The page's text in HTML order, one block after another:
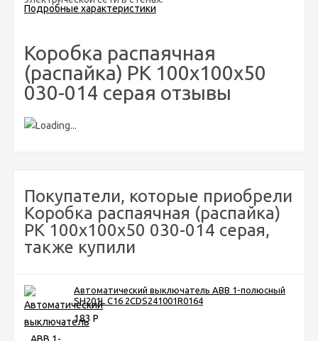
Подробные характеристики
Коробка распаячная
(распайка) РК 100х100х50
030-014 серая отзывы
Покупатели, которые приобрели
Коробка распаячная (распайка)
РК 100х100х50 030-014 серая,
также купили
Автоматический выключатель ABB 1-полюсный
SH201L C16 2CDS241001R0164
183 Р